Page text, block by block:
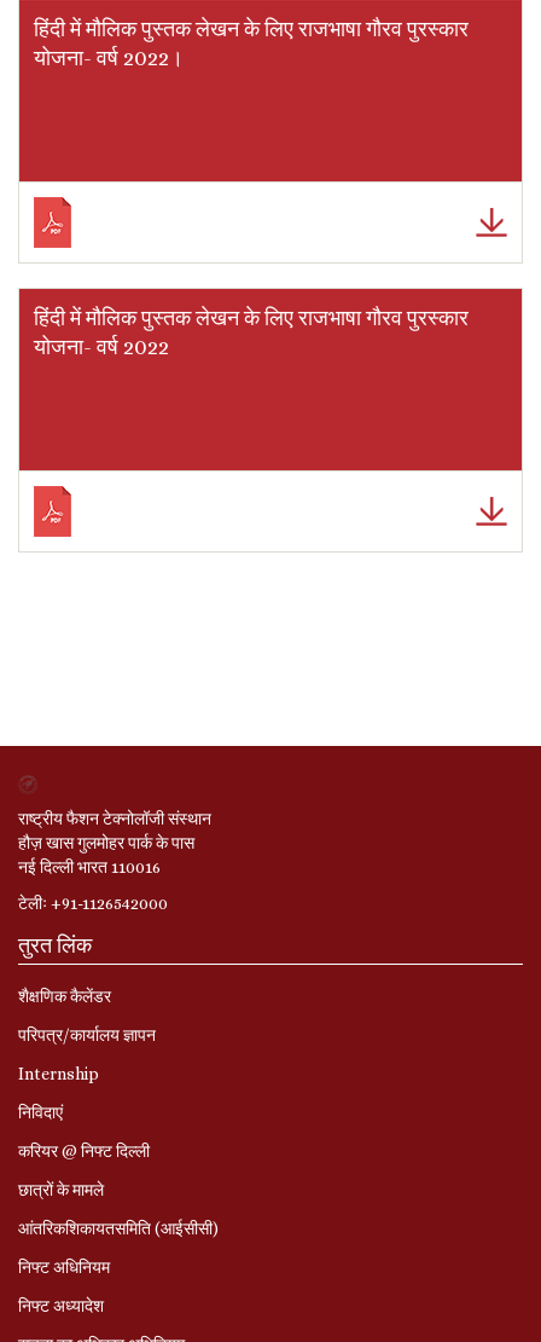
हिंदी में मौलिक पुस्तक लेखन के लिए राजभाषा गौरव पुरस्कार
योजना- वर्ष 2022।
हिंदी में मौलिक पुस्तक लेखन के लिए राजभाषा गौरव पुरस्कार
योजना- वर्ष 2022
राष्ट्रीय फैशन टेक्नोलॉजी संस्थान
हौज़ खास गुलमोहर पार्क के पास
नई दिल्ली भारत 110016
टेलीः +91-1126542000
तुरत लिंक
शैक्षणिक कैलेंडर
परिपत्र/कार्यालय ज्ञापन
Internship
निविदाएं
करियर @ निफ्ट दिल्ली
छात्रों के मामले
आंतरिकशिकायतसमिति (आईसीसी)
निफ्ट अधिनियम
निफ्ट अध्‍यादेश